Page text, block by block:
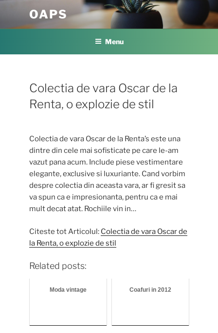
content
OAPS
Menu
Colectia de vara Oscar de la
Renta, o explozie de stil
Colectia de vara Oscar de la Renta’s este una
dintre din cele mai sofisticate pe care le-am
vazut pana acum. Include piese vestimentare
elegante, exclusive si luxuriante. Cand vorbim
despre colectia din aceasta vara, ar fi gresit sa
va spun ca e impresionanta, pentru ca e mai
mult decat atat. Rochiile vin in…
Citeste tot Articolul: Colectia de vara Oscar de
la Renta, o explozie de stil
Related posts:
Moda vintage Coafuri in 2012